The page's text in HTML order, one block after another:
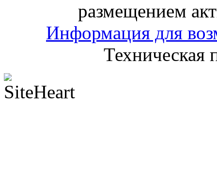
размещением
Информация для
Техническая